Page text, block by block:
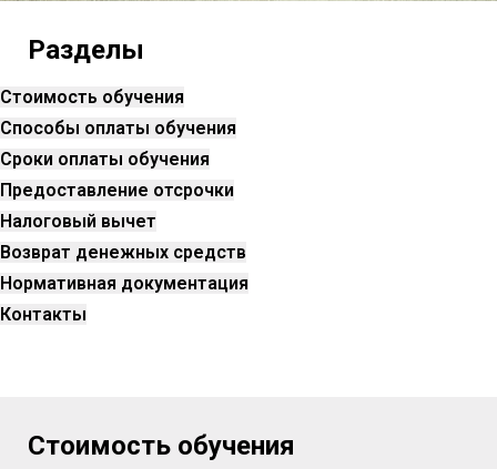
Разделы
Стоимость обучения
Способы оплаты обучения
Сроки оплаты обучения
Предоставление отсрочки
Налоговый вычет
Возврат денежных средств
Нормативная документация
Контакты
Стоимость обучения